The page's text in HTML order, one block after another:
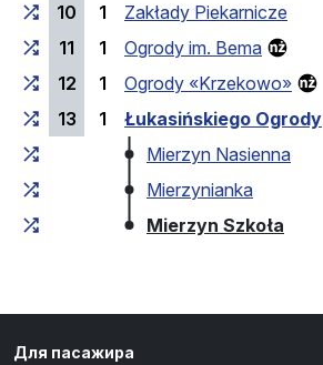
10
1
Zakłady Piekarnicze
11
1
Ogrody im. Bema
12
1
Ogrody «Krzekowo»
13
1
Łukasińskiego Ogrody
Mierzyn Nasienna
Mierzynianka
Mierzyn Szkoła
Для пасажира